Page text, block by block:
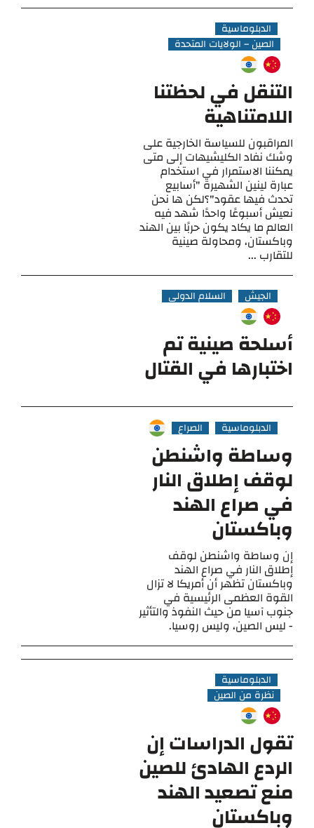
الدبلوماسية
الصين – الولايات المتحدة
التنقل في لحظتنا
اللامتناهية
المراقبون للسياسة الخارجية على
وشك نفاد الكليشيهات إلى متى
يمكننا الاستمرار في استخدام
عبارة لينين الشهيرة "أسابيع
تحدث فيها عقود"؟لكن ها نحن
نعيش أسبوعًا واحدًا شهد فيه
العالم ما يكاد يكون حربًا بين الهند
وباكستان، ومحاولة صينية
للتقارب ...
الجيش السلام الدولي
أسلحة صينية تم
اختبارها في القتال
الدبلوماسية الصراع
وساطة واشنطن
لوقف إطلاق النار
في صراع الهند
وباكستان
إن وساطة واشنطن لوقف
إطلاق النار في صراع الهند
وباكستان تظهر أن أمريكا لا تزال
القوة العظمى الرئيسية في
جنوب آسيا من حيث النفوذ والتأثير
- ليس الصين، وليس روسيا.
الدبلوماسية
نظرة من الصين
تقول الدراسات إن
الردع الهادئ للصين
منع تصعيد الهند
وباكستان